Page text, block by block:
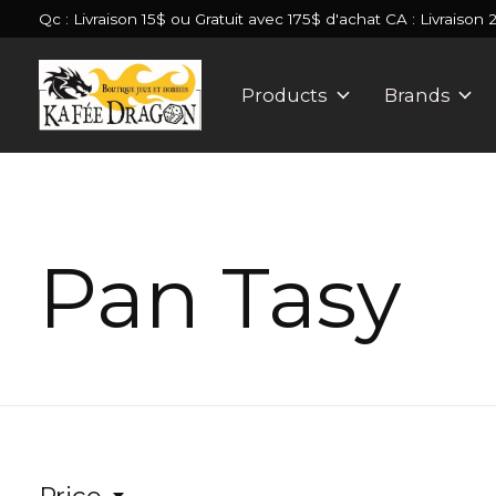
Qc : Livraison 15$ ou Gratuit avec 175$ d'achat CA : Livraison
Products Brands
Pan Tasy